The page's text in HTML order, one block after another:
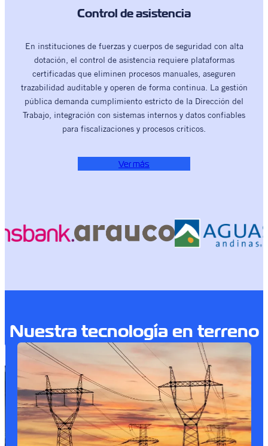
Control de asistencia
En instituciones de fuerzas y cuerpos de seguridad con alta
dotación, el control de asistencia requiere plataformas
certificadas que eliminen procesos manuales, aseguren
trazabilidad auditable y operen de forma continua. La gestión
pública demanda cumplimiento estricto de la Dirección del
Trabajo, integración con sistemas internos y datos confiables
para fiscalizaciones y procesos críticos.
Ver más
Nuestra tecnología en terreno